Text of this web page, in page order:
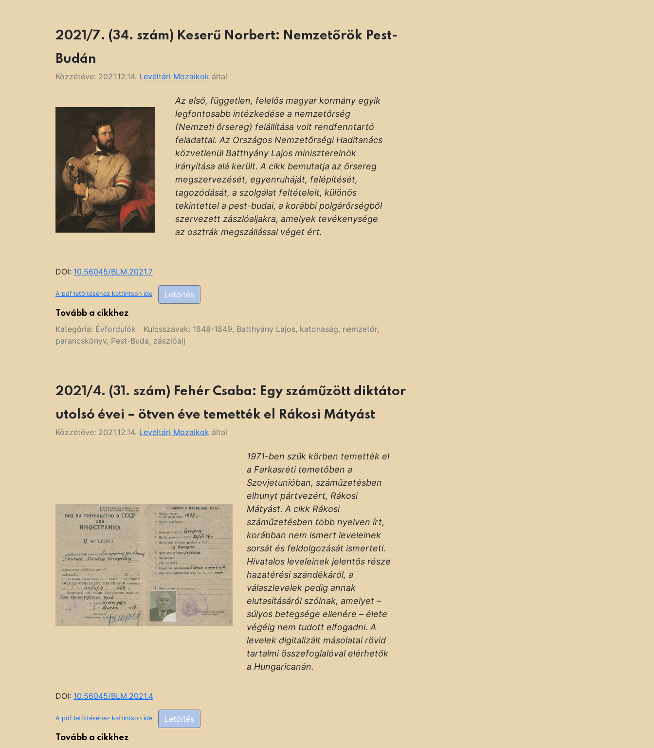
2021/7. (34. szám) Keserű Norbert: Nemzetőrök Pest-
Budán
Közzétéve: 2021.12.14. Levéltári Mozaikok által
Az első, független, felelős magyar kormány egyik
legfontosabb intézkedése a nemzetőrség
(Nemzeti őrsereg) felállítása volt rendfenntartó
feladattal. Az Országos Nemzetőrségi Haditanács
közvetlenül Batthyány Lajos miniszterelnök
irányítása alá került. A cikk bemutatja az őrsereg
megszervezését, egyenruháját, felépítését,
tagozódását, a szolgálat feltételeit, különös
tekintettel a pest-budai, a korábbi polgárőrségből
szervezett zászlóaljakra, amelyek tevékenysége
az osztrák megszállással véget ért.
DOI: 10.56045/BLM.2021.7
A pdf letöltéséhez kattintson ide Letöltés
Tovább a cikkhez
Kategória: Évfordulók Kulcsszavak: 1848-1849, Batthyány Lajos, katonaság, nemzetőr,
parancskönyv, Pest-Buda, zászlóalj
2021/4. (31. szám) Fehér Csaba: Egy száműzött diktátor
utolsó évei – ötven éve temették el Rákosi Mátyást
Közzétéve: 2021.12.14. Levéltári Mozaikok által
1971-ben szűk körben temették el
a Farkasréti temetőben a
Szovjetunióban, száműzetésben
elhunyt pártvezért, Rákosi
Mátyást. A cikk Rákosi
száműzetésben több nyelven írt,
korábban nem ismert leveleinek
sorsát és feldolgozását ismerteti.
Hivatalos leveleinek jelentős része
hazatérési szándékáról, a
válaszlevelek pedig annak
elutasításáról szólnak, amelyet –
súlyos betegsége ellenére – élete
végéig nem tudott elfogadni. A
levelek digitalizált másolatai rövid
tartalmi összefoglalóval elérhetők
a Hungaricanán.
DOI: 10.56045/BLM.2021.4
A pdf letöltéséhez kattintson ide Letöltés
Tovább a cikkhez